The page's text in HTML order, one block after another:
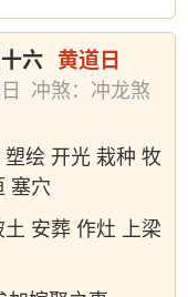
六 黄道日
冲煞：冲龙煞
绘 开光 栽种 牧
塞穴
安葬 作灶 上梁